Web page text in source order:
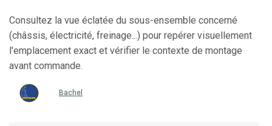
Consultez la vue éclatée du sous-ensemble concerné
(châssis, électricité, freinage...) pour repérer visuellement
l'emplacement exact et vérifier le contexte de montage
avant commande.
Bachel